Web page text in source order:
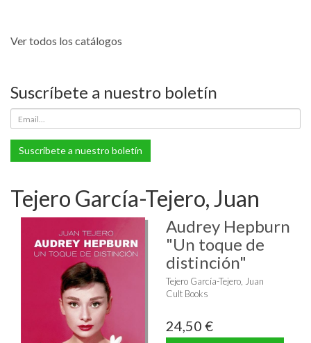
Ver todos los catálogos
Suscríbete a nuestro boletín
Suscríbete a nuestro boletín
Tejero García-Tejero, Juan
Audrey Hepburn
"Un toque de
distinción"
Tejero García-Tejero, Juan
Cult Books
24,50 €